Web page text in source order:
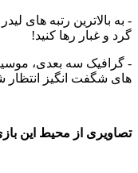
رتبه های لیدر
رها کنید!
سه بعدی، موسیقی
انگیز انتظار شما
از محیط این بازی :